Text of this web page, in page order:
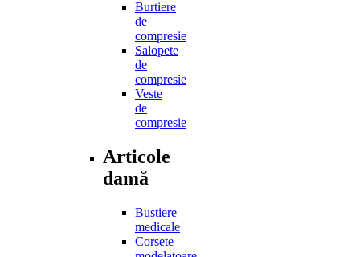
Burtiere
de
compresie
Salopete
de
compresie
Veste
de
compresie
Articole
damă
Bustiere
medicale
Corsete